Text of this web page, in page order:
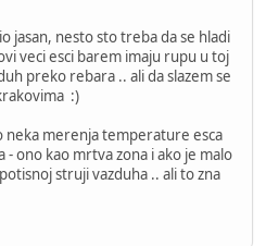
jasan, nesto sto treba da se hladi
veci esci barem imaju rupu u toj
preko rebara .. ali da slazem se
:)
neka merenja temperature esca
ono kao mrtva zona i ako je malo
struji vazduha .. ali to zna